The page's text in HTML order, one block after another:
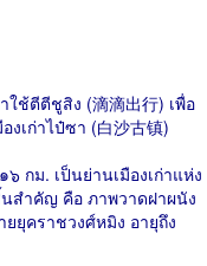
ใช้ตีตีชูสิง (滴滴出行) เพื่อ
งเก่าไป๋ซา (白沙古镇)
๖ กม. เป็นย่านเมืองเก่าแห่ง
สำคัญ คือ ภาพวาดฝาผนัง
ยุคราชวงศ์หมิง อายุถึง